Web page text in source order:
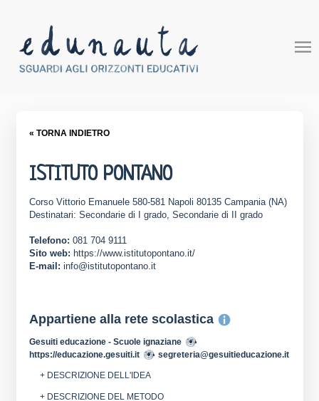
« TORNA INDIETRO
ISTITUTO PONTANO
Corso Vittorio Emanuele 580-581 Napoli 80135 Campania (NA)
Destinatari: Secondarie di I grado, Secondarie di II grado
Telefono: 081 704 9111
Sito web: https://www.istitutopontano.it/
E-mail: info@istitutopontano.it
Appartiene alla rete scolastica
Gesuiti educazione - Scuole ignaziane
https://educazione.gesuiti.it
segreteria@gesuitieducazione.it
+ DESCRIZIONE DELL'IDEA
+ DESCRIZIONE DEL METODO